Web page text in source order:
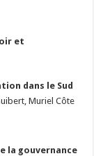
et
dans le Sud
Muriel Côte
la gouvernance